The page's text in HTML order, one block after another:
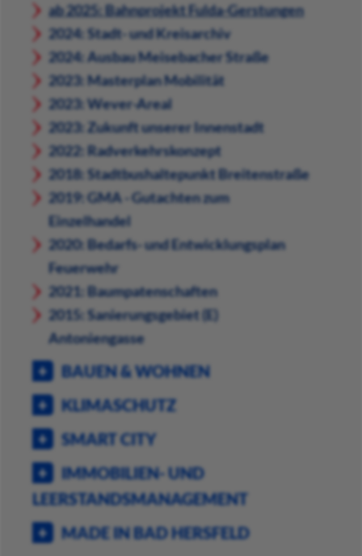
ab 2025: Bahnprojekt Fulda-Gerstungen
2024: Stadt- und Kreisarchiv
2024: Ausbau Meisebacher Straße
2023: Masterplan Mobilität
2023: Wever-Areal
2023: Zukunft unserer Innenstadt
2022: Radverkehrskonzept
2018: Stadtbushaltepunkt Breitenstraße
2019: GMA - Gutachten zum
Einzelhandel
2020: Bedarfs- und Entwicklungsplan
Feuerwehr
2021: Baumpatenschaften
2015: Sanierungsgebiet (E)
Antoniengasse
BAUEN & WOHNEN
KLIMASCHUTZ
SMART CITY
IMMOBILIEN- UND
LEERSTANDSMANAGEMENT
MADE IN BAD HERSFELD